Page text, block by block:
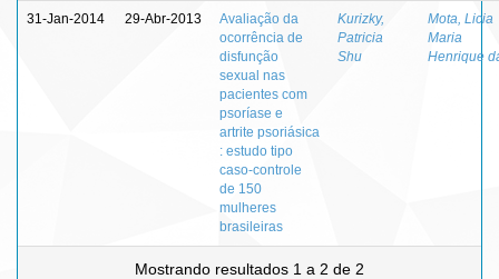
31-Jan-2014 29-Abr-2013
Avaliação da
ocorrência de
disfunção
sexual nas
pacientes com
psoríase e
artrite psoriásica
: estudo tipo
caso-controle
de 150
mulheres
brasileiras
Kurizky,
Patricia
Shu
Mota, Licia
Maria
Henrique
Mostrando resultados 1 a 2 de 2